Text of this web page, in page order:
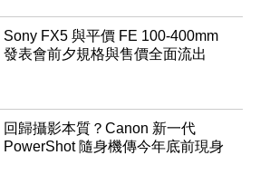
Sony FX5 與平價 FE 100-400mm
發表會前夕規格與售價全面流出
回歸攝影本質？Canon 新一代
PowerShot 隨身機傳今年底前現身